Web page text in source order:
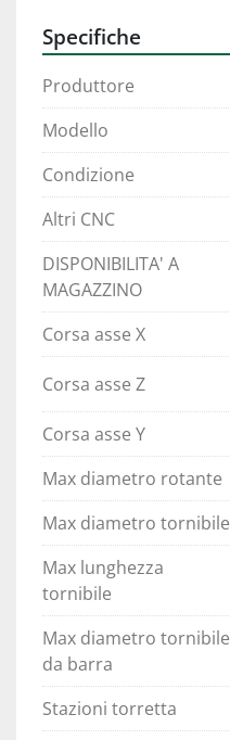
Specifiche
Produttore
Modello
Condizione
Altri CNC
DISPONIBILITA' A
MAGAZZINO
Corsa asse X
Corsa asse Z
Corsa asse Y
Max diametro rotante
Max diametro tornibile
Max lunghezza
tornibile
Max diametro tornibile
da barra
Stazioni torretta